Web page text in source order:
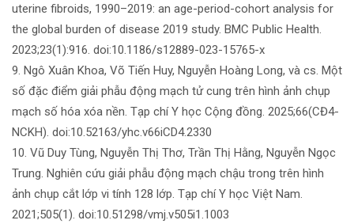
uterine fibroids, 1990–2019: an age-period-cohort analysis for
the global burden of disease 2019 study. BMC Public Health.
2023;23(1):916. doi:10.1186/s12889-023-15765-x
9. Ngô Xuân Khoa, Võ Tiến Huy, Nguyễn Hoàng Long, và cs. Một
số đặc điểm giải phẫu động mạch tử cung trên hình ảnh chụp
mạch số hóa xóa nền. Tạp chí Y học Cộng đồng. 2025;66(CĐ4-
NCKH). doi:10.52163/yhc.v66iCD4.2330
10. Vũ Duy Tùng, Nguyễn Thị Thơ, Trần Thị Hằng, Nguyễn Ngọc
Trung. Nghiên cứu giải phẫu động mạch chậu trong trên hình
ảnh chụp cắt lớp vi tính 128 lớp. Tạp chí Y học Việt Nam.
2021;505(1). doi:10.51298/vmj.v505i1.1003